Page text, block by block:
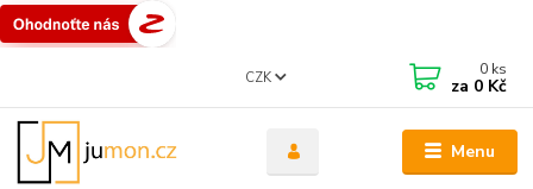
Menu
CZK 0 ks
za 0 Kč